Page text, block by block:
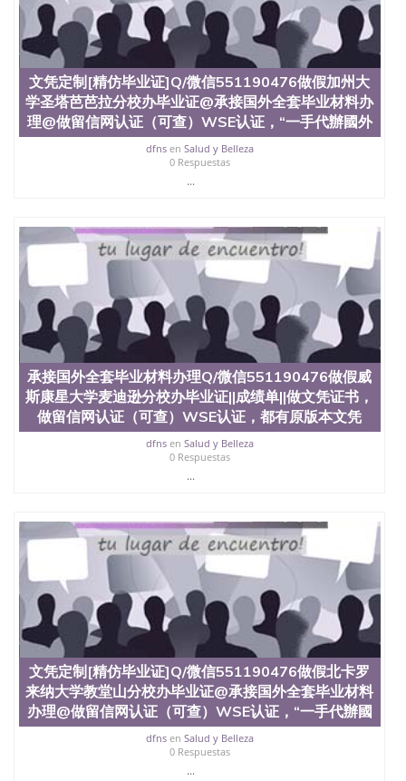
文凭定制[精仿毕业证]Q/微信551190476做假加州大
学圣塔芭芭拉分校办毕业证@承接国外全套毕业材料办
理@做留信网认证（可查）WSE认证，“一手代辦國外
dfnsen Salud y Belleza
0 Respuestas
...
承接国外全套毕业材料办理Q/微信551190476做假威
斯康星大学麦迪逊分校办毕业证||成绩单||做文凭证书，
做留信网认证（可查）WSE认证，都有原版本文凭
dfnsen Salud y Belleza
0 Respuestas
...
文凭定制[精仿毕业证]Q/微信551190476做假北卡罗
来纳大学教堂山分校办毕业证@承接国外全套毕业材料
办理@做留信网认证（可查）WSE认证，“一手代辦國
dfnsen Salud y Belleza
0 Respuestas
...